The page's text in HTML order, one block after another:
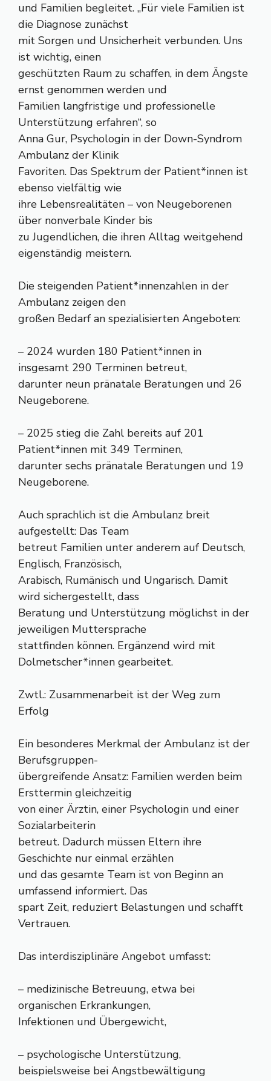
und Familien begleitet. „Für viele Familien ist
die Diagnose zunächst
mit Sorgen und Unsicherheit verbunden. Uns
ist wichtig, einen
geschützten Raum zu schaffen, in dem Ängste
ernst genommen werden und
Familien langfristige und professionelle
Unterstützung erfahren“, so
Anna Gur, Psychologin in der Down-Syndrom
Ambulanz der Klinik
Favoriten. Das Spektrum der Patient*innen ist
ebenso vielfältig wie
ihre Lebensrealitäten – von Neugeborenen
über nonverbale Kinder bis
zu Jugendlichen, die ihren Alltag weitgehend
eigenständig meistern.
Die steigenden Patient*innenzahlen in der
Ambulanz zeigen den
großen Bedarf an spezialisierten Angeboten:
– 2024 wurden 180 Patient*innen in
insgesamt 290 Terminen betreut,
darunter neun pränatale Beratungen und 26
Neugeborene.
– 2025 stieg die Zahl bereits auf 201
Patient*innen mit 349 Terminen,
darunter sechs pränatale Beratungen und 19
Neugeborene.
Auch sprachlich ist die Ambulanz breit
aufgestellt: Das Team
betreut Familien unter anderem auf Deutsch,
Englisch, Französisch,
Arabisch, Rumänisch und Ungarisch. Damit
wird sichergestellt, dass
Beratung und Unterstützung möglichst in der
jeweiligen Muttersprache
stattfinden können. Ergänzend wird mit
Dolmetscher*innen gearbeitet.
Zwtl.: Zusammenarbeit ist der Weg zum
Erfolg
Ein besonderes Merkmal der Ambulanz ist der
Berufsgruppen-
übergreifende Ansatz: Familien werden beim
Ersttermin gleichzeitig
von einer Ärztin, einer Psychologin und einer
Sozialarbeiterin
betreut. Dadurch müssen Eltern ihre
Geschichte nur einmal erzählen
und das gesamte Team ist von Beginn an
umfassend informiert. Das
spart Zeit, reduziert Belastungen und schafft
Vertrauen.
Das interdisziplinäre Angebot umfasst:
– medizinische Betreuung, etwa bei
organischen Erkrankungen,
Infektionen und Übergewicht,
– psychologische Unterstützung,
beispielsweise bei Angstbewältigung